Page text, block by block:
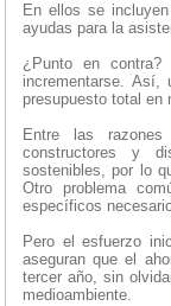
En ellos se
ayudas para la
¿Punto en
incrementarse. Así,
presupuesto total en
Entre las
constructores y
sostenibles, por lo
Otro problema
específicos
Pero el esfuerzo
aseguran que el
tercer año, sin
medioambiente.